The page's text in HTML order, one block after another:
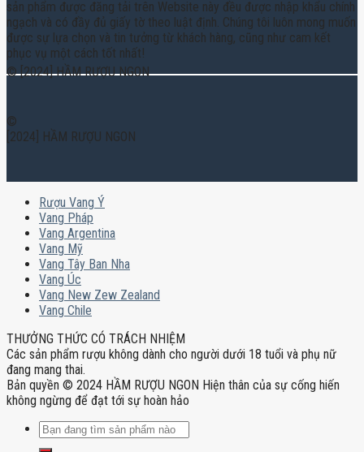
sản phẩm được đăng tải trên Website này đều được nhập khẩu chính
ngạch và có đầy đủ giấy tờ theo luật định. Chúng tôi luôn mong muốn
được sự lựa chọn và tin tưởng từ khách hàng, cũng như cam kết
phục vụ một cách tốt nhất!
© [2024] HẦM RƯỢU NGON
©
[2024] HẦM RƯỢU NGON
Rượu Vang Ý
Vang Pháp
Vang Argentina
Vang Mỹ
Vang Tây Ban Nha
Vang Úc
Vang New Zew Zealand
Vang Chile
THƯỞNG THỨC CÓ TRÁCH NHIỆM
Các sản phẩm rượu không dành cho người dưới 18 tuổi và phụ nữ
đang mang thai.
Bản quyền © 2024 HẦM RƯỢU NGON Hiện thân của sự cống hiến
không ngừng để đạt tới sự hoàn hảo
Tìm
kiếm: